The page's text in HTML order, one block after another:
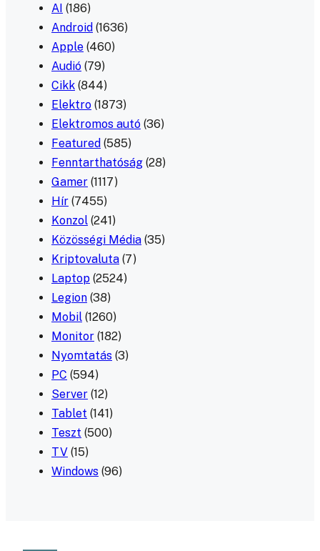
AI (186)
Android (1636)
Apple (460)
Audió (79)
Cikk (844)
Elektro (1873)
Elektromos autó (36)
Featured (585)
Fenntarthatóság (28)
Gamer (1117)
Hír (7455)
Konzol (241)
Közösségi Média (35)
Kriptovaluta (7)
Laptop (2524)
Legion (38)
Mobil (1260)
Monitor (182)
Nyomtatás (3)
PC (594)
Server (12)
Tablet (141)
Teszt (500)
TV (15)
Windows (96)